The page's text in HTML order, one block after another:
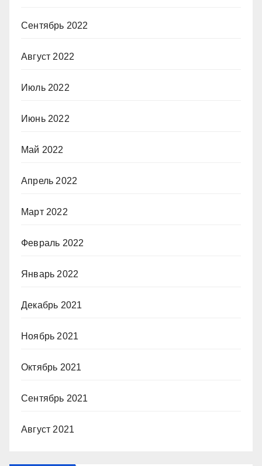
Сентябрь 2022
Август 2022
Июль 2022
Июнь 2022
Май 2022
Апрель 2022
Март 2022
Февраль 2022
Январь 2022
Декабрь 2021
Ноябрь 2021
Октябрь 2021
Сентябрь 2021
Август 2021